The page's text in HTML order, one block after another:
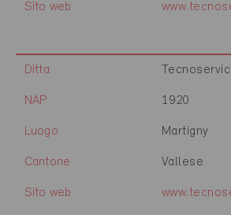
Sito web
Ditta
NAP 1920
Luogo Martigny
Cantone Vallese
Sito web